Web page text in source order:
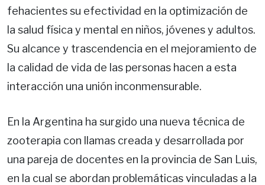
fehacientes su efectividad en la optimización de
la salud física y mental en niños, jóvenes y adultos.
Su alcance y trascendencia en el mejoramiento de
la calidad de vida de las personas hacen a esta
interacción una unión inconmensurable.
En la Argentina ha surgido una nueva técnica de
zooterapia con llamas creada y desarrollada por
una pareja de docentes en la provincia de San Luis,
en la cual se abordan problemáticas vinculadas a la